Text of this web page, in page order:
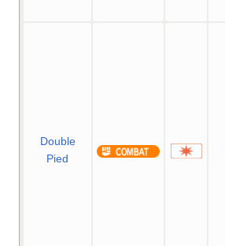
Double
Pied